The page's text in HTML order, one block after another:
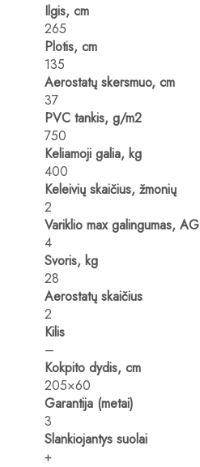
Ilgis, cm
265
Plotis, cm
135
Aerostatų skersmuo, cm
37
PVC tankis, g/m2
750
Keliamoji galia, kg
400
Keleivių skaičius, žmonių
2
Variklio max galingumas, AG
4
Svoris, kg
28
Aerostatų skaičius
2
Kilis
–
Kokpito dydis, cm
205×60
Garantija (metai)
3
Slankiojantys suolai
+